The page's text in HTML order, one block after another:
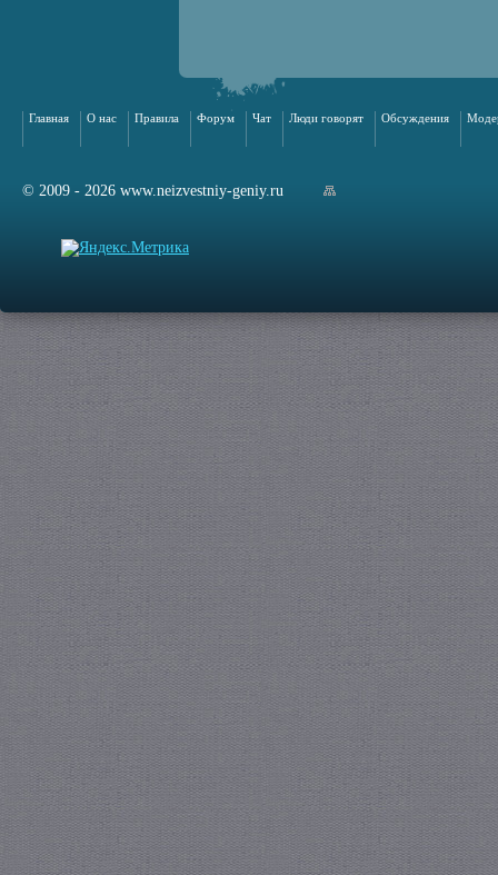
Главная О нас Правила Форум Чат Люди говорят Обсуждения
© 2009 - 2026 www.neizvestniy-geniy.ru
сайта